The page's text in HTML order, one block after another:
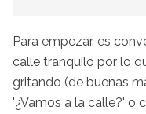
Para empezar, es
calle tranquilo por lo
gritando (de buenas
'¿Vamos a la calle?' o